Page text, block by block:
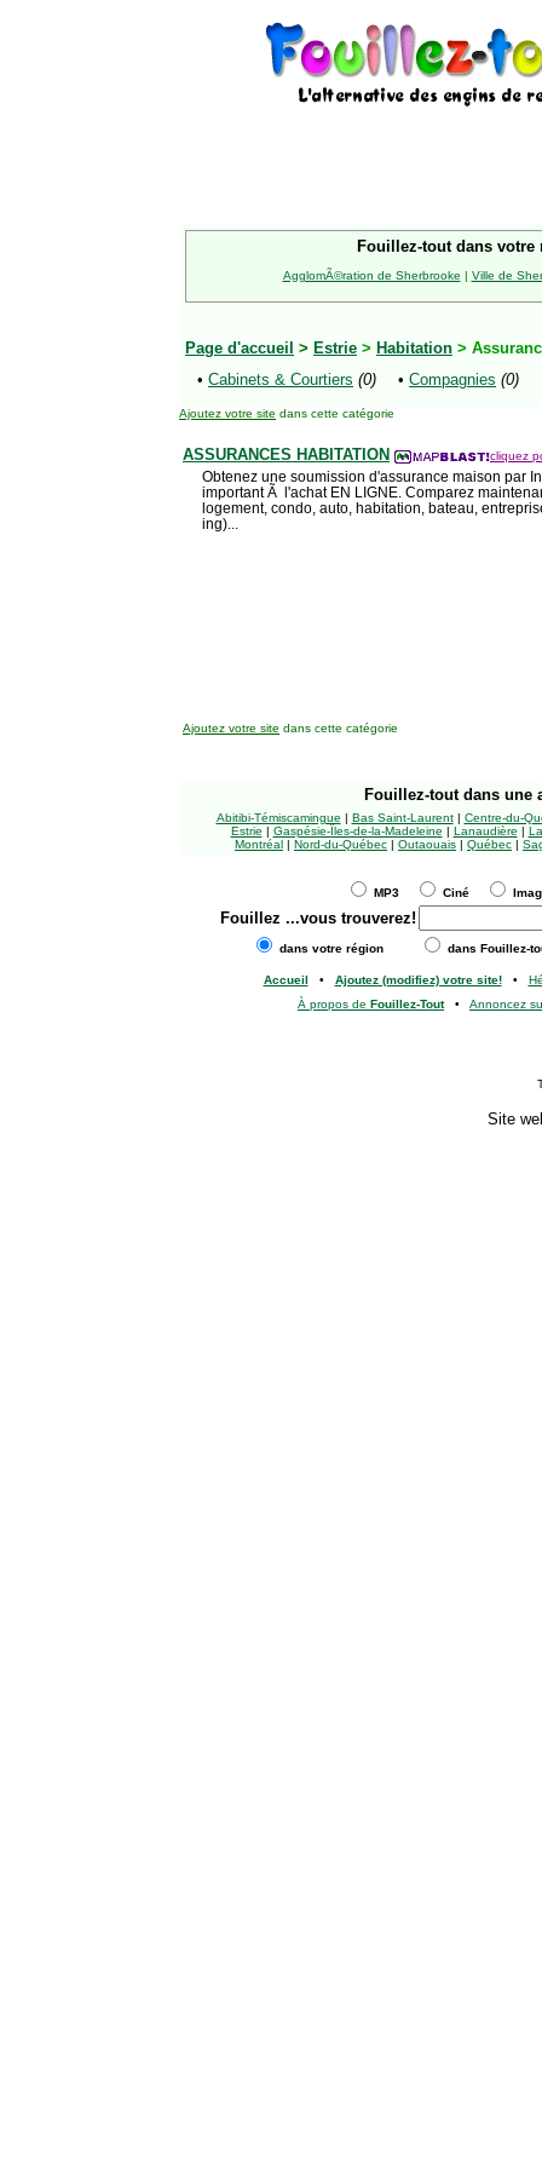
Fouillez-tout dans votre
AgglomÃ©ration de Sherbrooke | Ville de
Page d'accueil > Estrie > Habitation >
• Cabinets & Courtiers (0) • Compagnies (0)
Ajoutez votre site dans cette catégorie
ASSURANCES HABITATION cliquez
Obtenez une soumission d'assurance maison par
important Ã l'achat EN LIGNE. Comparez
logement, condo, auto, habitation, bateau,
ing)...
Ajoutez votre site dans cette catégorie
Fouillez-tout dans une
Abitibi-Témiscamingue | Bas Saint-Laurent| Centre-du-
Estrie | Gaspésie-Îles-de-la-Madeleine | Lanaudière |
Montréal | Nord-du-Québec | Outaouais | Québec |
MP3 Ciné
Fouillez ...vous trouverez!
dans votre région dans Fouillez-
Accueil • Ajoutez (modifiez) votre site!•
À propos de Fouillez-Tout• Annoncez
Site